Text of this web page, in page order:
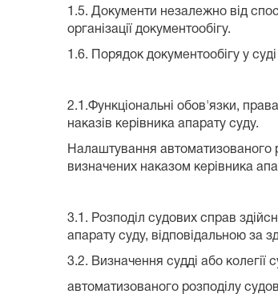
1.5. Документи незалежно від
організації документообігу.
1.6. Порядок документообігу у
2.1.Функціональні обов'язки,
наказів керівника апарату суду.
Налаштування автоматизованого
визначених наказом керівника
3.1. Розподіл судових справ
апарату суду, відповідальною за
3.2. Визначення судді або
автоматизованого розподілу